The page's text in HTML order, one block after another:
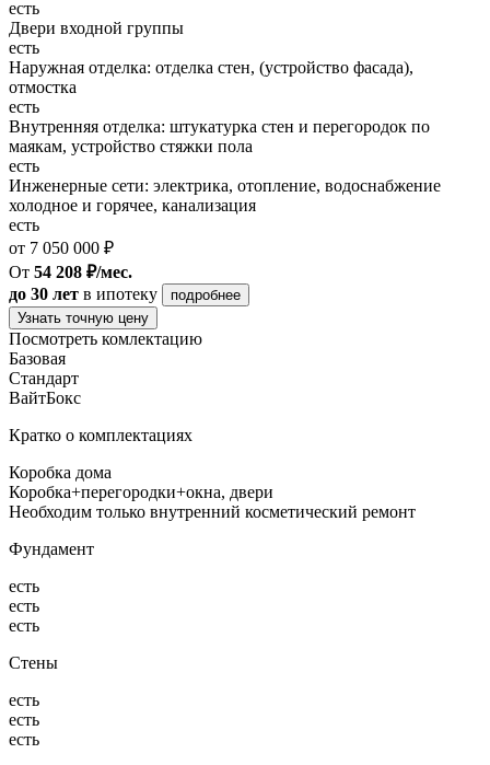
есть
Двери входной группы
есть
Наружная отделка: отделка стен, (устройство фасада),
отмостка
есть
Внутренняя отделка: штукатурка стен и перегородок по
маякам, устройство стяжки пола
есть
Инженерные сети: электрика, отопление, водоснабжение
холодное и горячее, канализация
есть
от 7 050 000 ₽
От 54 208 ₽/мес.
до 30 лет в ипотеку
подробнее
Узнать точную цену
Посмотреть комлектацию
Базовая
Стандарт
ВайтБокс
Кратко о комплектациях
Коробка дома
Коробка+перегородки+окна, двери
Необходим только внутренний косметический ремонт
Фундамент
есть
есть
есть
Стены
есть
есть
есть